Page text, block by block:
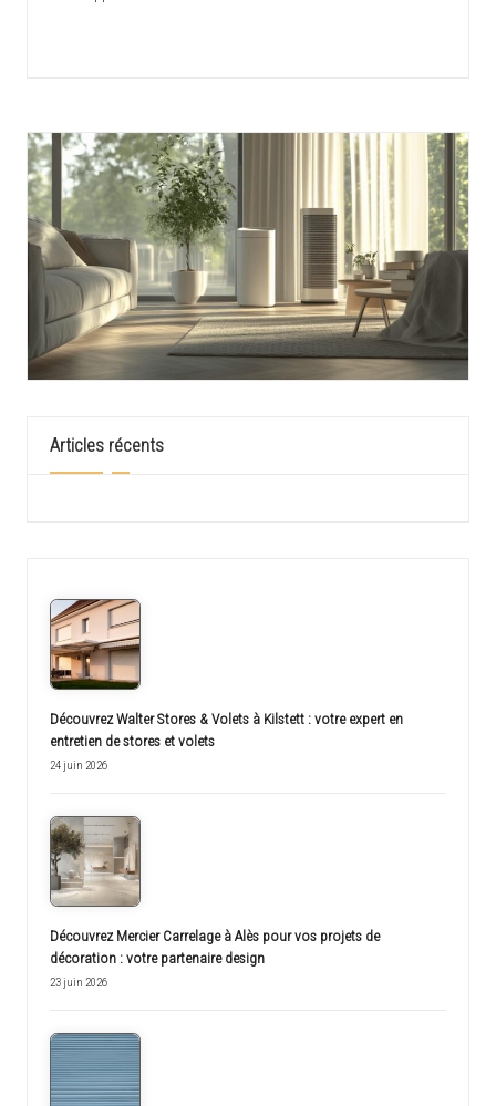
Articles récents
Découvrez Walter Stores & Volets à Kilstett : votre expert en
entretien de stores et volets
24 juin 2026
Découvrez Mercier Carrelage à Alès pour vos projets de
décoration : votre partenaire design
23 juin 2026